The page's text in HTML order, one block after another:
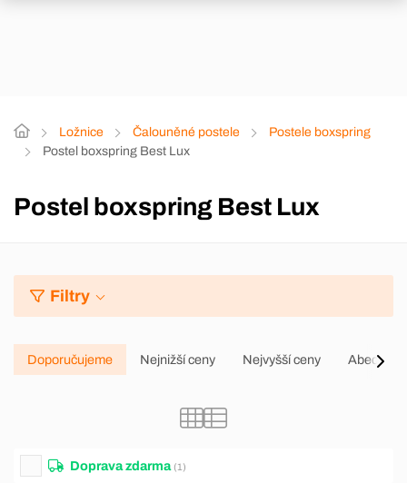
Ložnice Čalouněné postele
Postele boxspring
Postel boxspring Best Lux
Postel boxspring Best Lux
Filtry
Doporučujeme Nejnižší ceny Nejvyšší ceny Abecedně
Doprava zdarma (1)